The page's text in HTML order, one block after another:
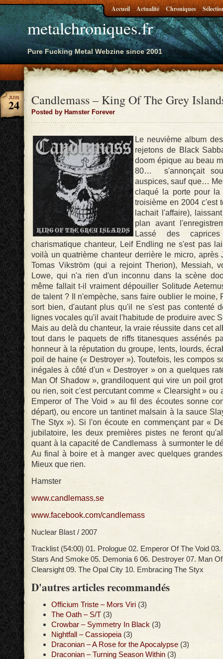
metalchroniques.fr
Pure Fucking Metal Webzine since 2001
Accueil Actualité Chroniques
Candlemass – King Of The Grey
Posted by Hamster Forever
JUIN
24
Le neuvième album
rejetons de Black
doom épique au beau
80… s'annonçait
auspices, sauf que…
claqué la porte pour la
troisième en 2004 c'est
lachait l'affaire),
plan avant
Lassé des
charismatique chanteur, Leif Endling ne s'est pas
voilà un quatrième chanteur derrière le micro, après
Tomas Vikström (qui a rejoint Therion), Messiah,
Lowe, qui n'a rien d'un inconnu dans la scène
même fallait t-il vraiment dépouiller Solitude
de talent ? Il n'empèche, sans faire oublier le moine,
sort bien, d'autant plus qu'il ne s'est pas contenté
lignes vocales qu'il avait l'habitude de produire avec
Mais au delà du chanteur, la vraie réussite dans cet
tout dans le paquets de riffs titanesques assénés
honneur à la réputation du groupe, lents, lourds,
poil de haine (« Destroyer »). Toutefois, les compos
inégales à côté d'un « Destroyer » on a quelques
Man Of Shadow », grandiloquent qui vire un poil
ou rien, soit c'est percutant comme « Clearsight » ou
Emperor of The Void » au fil des écoutes sonne
départ), ou encore un tantinet malsain à la sauce
The Styx »). Si l'on écoute en commençant par «
jubilatoire, les deux premières pistes ne feront
quant à la capacité de Candlemass à surmonter le
Au final à boire et à manger avec quelques
Mieux que rien.
Hamster
www.candlemass.se
www.facebook.com/candlemass
Nuclear Blast / 2007
Tracklist (54:00) 01. Prologue 02. Emperor Of The Void
Stars And Smoke 05. Demonia 6 06. Destroyer 07. Man
Clearsight 09. The Opal City 10. Embracing The Styx
D'autres articles recommandés
Officium Triste – Mors Viri (3)
The Oath – S/T (3)
Crowbar – Symmetry In Black (3)
Nightfall – Cassiopeia (3)
Draconian – A Rose for the Apocalypse (3)
Draconian – Turning Season Within (3)